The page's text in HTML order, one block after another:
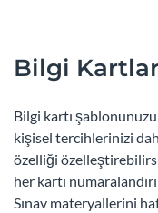
Bilgi
Bilgi kartı
kişisel tercihlerinizi
özelliği
her kartı
Sınav materyallerini